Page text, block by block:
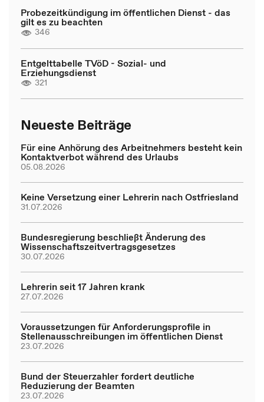
Probezeitkündigung im öffentlichen Dienst - das
gilt es zu beachten
346
Entgelttabelle TVöD - Sozial- und
Erziehungsdienst
321
Neueste Beiträge
Für eine Anhörung des Arbeitnehmers besteht kein
Kontaktverbot während des Urlaubs
05.08.2026
Keine Versetzung einer Lehrerin nach Ostfriesland
31.07.2026
Bundesregierung beschließt Änderung des
Wissenschaftszeitvertragsgesetzes
30.07.2026
Lehrerin seit 17 Jahren krank
27.07.2026
Voraussetzungen für Anforderungsprofile in
Stellenausschreibungen im öffentlichen Dienst
23.07.2026
Bund der Steuerzahler fordert deutliche
Reduzierung der Beamten
23.07.2026